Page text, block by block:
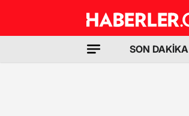
SON DAKİKA